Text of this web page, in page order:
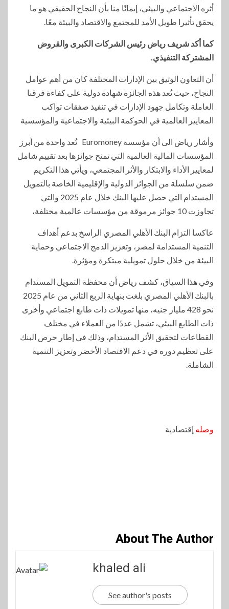
أثره الاجتماعي والبيئي، إيمانًا منا بأن النجاح الحقيقي هو ما
يحقق تأثيرا طويل الأمد للمجتمع والاقتصاد والبيئة معًا.
كما أكد شريف رياض رئيس الشركات الكبرى والقروض
المشتركة التنفيذي.
أن التعاون الوثيق بين الإدارات المختلفة كان من أهم عوامل
النجاح، حيث تُعد هذه الجائزة شهادة دولية على كفاءة فرقنا
العاملة وتكامل جهود الإدارات في تنفيذ صفقات تواكب
المعايير العالمية في الحوكمة البيئية والاجتماعية والمؤسسية
وأشار رياض الى أن مؤسسة Euromoney تُعد واحدة من أبرز
المؤسسات المالية العالمية التي تمنح جوائزها بعد تقييم شامل
لمعايير الأداء والابتكار والأثر المجتمعي، ويأتي هذا التكريم
ضمن سلسلة من الجوائز الدولية والإقليمية الخاصة بالتمويل
المستدام التي حصل عليها البنك خلال عام 2025 والتي
تجاوزت 10 جوائز مرموقة من مؤسسات عالمية مختلفة،
عاكسا التزام البنك الأهلي المصري الراسخ بدعم أهداف
التنمية المستدامة لمصر، وتعزيز الدمج الاجتماعي وحماية
البيئة من خلال حلول تمويلية مبتكرة ومؤثرة.
وفي هذا السياق، كشف رياض أن محفظة التمويل المستدام
بالبنك الأهلي المصري بلغت بنهاية الربع الثاني من عام 2025
نحو 428 مليار جنيه، منها تمويلات ذات طابع اجتماعي وأخرى
ذات الطابع البيئي، تشمل عددًا من العملاء في مختلف
القطاعات لتحقيق الأثر المستدام، وذلك في إطار حرص البنك
على تعظيم دوره في دعم الاقتصاد الأخضر وتعزيز التنمية
الشاملة.
وصله إقتصادية
About The Author
khaled ali
See author's posts